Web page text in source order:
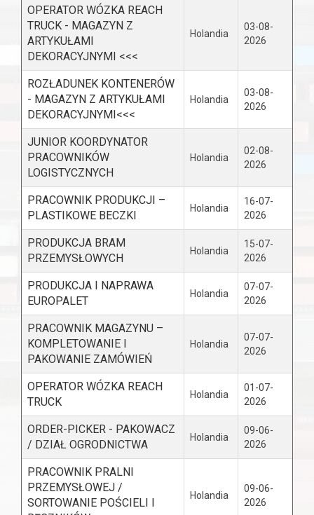
OPERATOR WÓZKA REACH
TRUCK - MAGAZYN Z
ARTYKUŁAMI
DEKORACYJNYMI <<<
Holandia
03-08-
2026
ROZŁADUNEK KONTENERÓW
- MAGAZYN Z ARTYKUŁAMI
DEKORACYJNYMI<<<
Holandia
03-08-
2026
JUNIOR KOORDYNATOR
PRACOWNIKÓW
LOGISTYCZNYCH
Holandia
02-08-
2026
PRACOWNIK PRODUKCJI –
PLASTIKOWE BECZKI
Holandia
16-07-
2026
PRODUKCJA BRAM
PRZEMYSŁOWYCH
Holandia
15-07-
2026
PRODUKCJA I NAPRAWA
EUROPALET
Holandia
07-07-
2026
PRACOWNIK MAGAZYNU –
KOMPLETOWANIE I
PAKOWANIE ZAMÓWIEŃ
Holandia
07-07-
2026
OPERATOR WÓZKA REACH
TRUCK
Holandia
01-07-
2026
ORDER-PICKER - PAKOWACZ
/ DZIAŁ OGRODNICTWA
Holandia
09-06-
2026
PRACOWNIK PRALNI
PRZEMYSŁOWEJ /
SORTOWANIE POŚCIELI I
Holandia
09-06-
2026